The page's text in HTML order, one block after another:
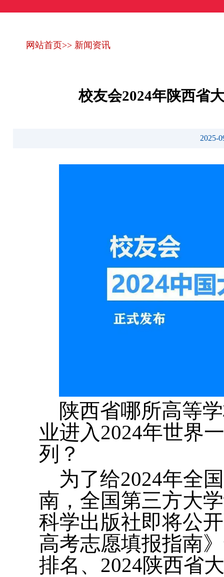
网站首页>> 新闻资讯
校友会2024年陕西省
2025-
陕西省哪所高等
业进入2024年世界
列？
为了给2024年全
南，全国第三方大
科学出版社即将公
高考志愿填报指南
排名、2024陕西省